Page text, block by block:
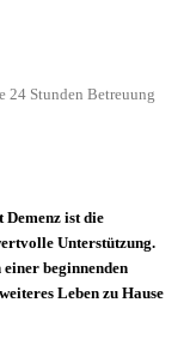
24 Stunden Betreuung
ist die
Unterstützung.
beginnenden
Leben zu Hause